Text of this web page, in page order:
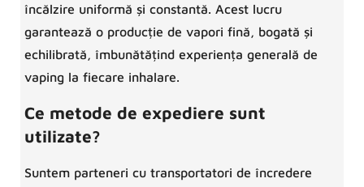
încălzire uniformă și constantă. Acest lucru
garantează o producție de vapori fină, bogată și
echilibrată, îmbunătățind experiența generală de
vaping la fiecare inhalare.
Ce metode de expediere sunt
utilizate?
Suntem parteneri cu transportatori de încredere